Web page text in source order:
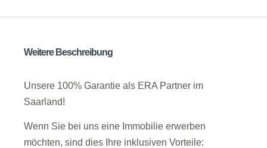
Weitere Beschreibung
Unsere 100% Garantie als ERA Partner im
Saarland!
Wenn Sie bei uns eine Immobilie erwerben
möchten, sind dies Ihre inklusiven Vorteile: